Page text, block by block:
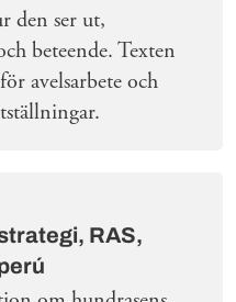
den ser ut,
beteende. Texten
avelsarbete och
RAS,